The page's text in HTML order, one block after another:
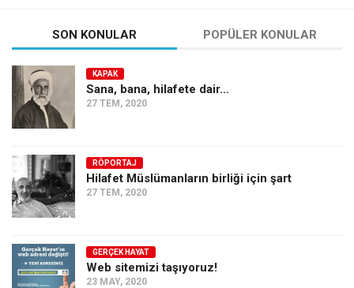
SON KONULAR POPÜLER KONULAR
KAPAK
Sana, bana, hilafete dair…
27 TEM, 2020
RÖPORTAJ
Hilafet Müslümanların birliği için şart
27 TEM, 2020
GERÇEK HAYAT
Web sitemizi taşıyoruz!
23 MAY, 2020